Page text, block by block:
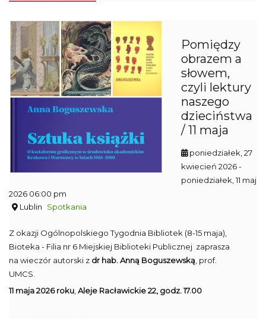
Pomiędzy
obrazem a
słowem,
czyli lektury
naszego
dzieciństwa
/ 11 maja
poniedziałek, 27
kwiecień 2026-
poniedziałek, 11 maj
2026 06:00 pm
Lublin
Spotkania
Z okazji Ogólnopolskiego Tygodnia Bibliotek (8-15 maja),
Bioteka - Filia nr 6 Miejskiej Biblioteki Publicznej zaprasza
na wieczór autorski z dr hab. Anną Boguszewską , prof.
UMCS.
11 maja 2026 roku Aleje Racławickie 22, godz. 17.00